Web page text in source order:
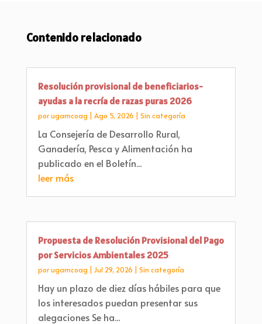
Contenido relacionado
Resolución provisional de beneficiarios-
ayudas a la recría de razas puras 2026
porugamcoag Ago 5, 2026 Sin categoría
La Consejería de Desarrollo Rural,
Ganadería, Pesca y Alimentación ha
publicado en el Boletín...
leer más
Propuesta de Resolución Provisional del Pago
por Servicios Ambientales 2025
porugamcoag Jul 29, 2026 Sin categoría
Hay un plazo de diez días hábiles para que
los interesados puedan presentar sus
alegaciones Se ha...